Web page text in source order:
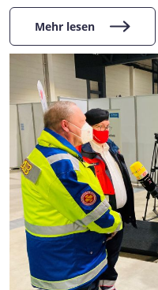
Mehr lesen